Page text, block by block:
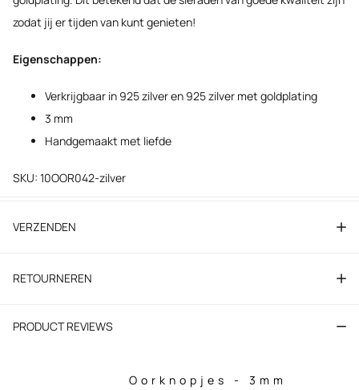
zodat jij er tijden van kunt genieten!
Eigenschappen:
Verkrijgbaar in 925 zilver en 925 zilver met goldplating
3 mm
Handgemaakt met liefde
SKU: 10OOR042-zilver
VERZENDEN
RETOURNEREN
PRODUCT REVIEWS
Oorknopjes - 3mm